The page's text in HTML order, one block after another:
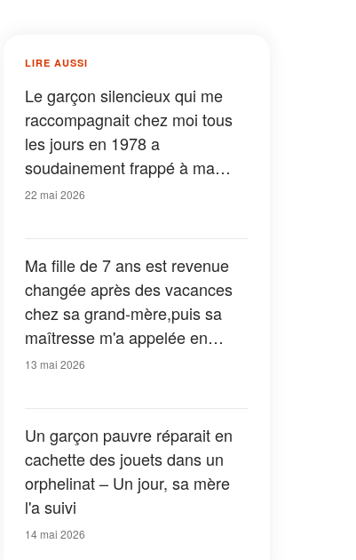
LIRE AUSSI
Le garçon silencieux qui me
raccompagnait chez moi tous
les jours en 1978 a
soudainement frappé à ma
porte 45 ans plus tard
22 mai 2026
Ma fille de 7 ans est revenue
changée après des vacances
chez sa grand-mère,puis sa
maîtresse m'a appelée en
s'écriant : « Il faut que vous
13 mai 2026
Un garçon pauvre réparait en
cachette des jouets dans un
orphelinat – Un jour, sa mère
l'a suivi
14 mai 2026